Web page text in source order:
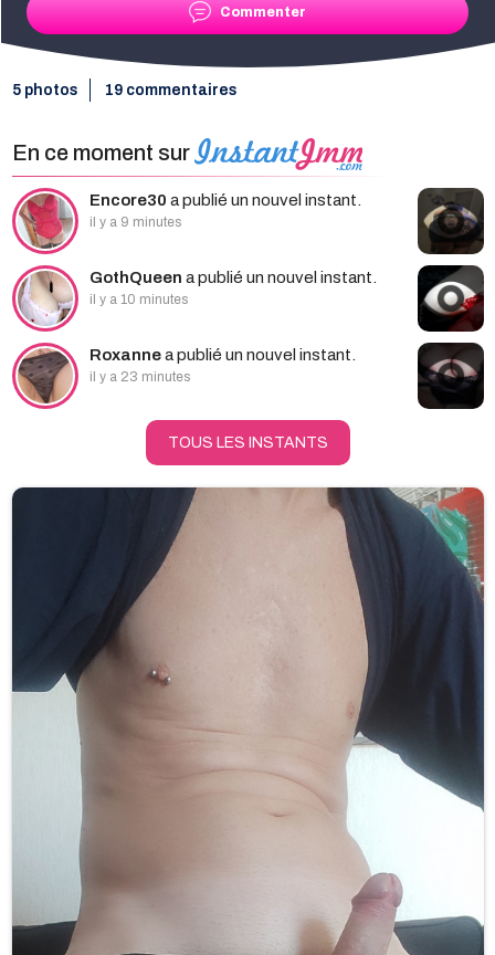
Commenter
5 photos 19 commentaires
En ce moment sur
Encore30 a publié un nouvel instant.
il y a 9 minutes
GothQueen a publié un nouvel instant.
il y a 10 minutes
Roxannea publié un nouvel instant.
il y a 23 minutes
TOUS LES INSTANTS